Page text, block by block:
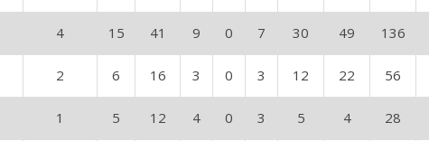
4 15 41 9 0 7 30 49 136
2 6 16 3 0 3 12 22 56
1 5 12 4 0 3 5 4 28